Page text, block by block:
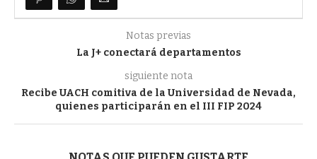
Notas previas
La J+ conectará departamentos
siguiente nota
Recibe UACH comitiva de la Universidad de Nevada,
quienes participarán en el III FIP 2024